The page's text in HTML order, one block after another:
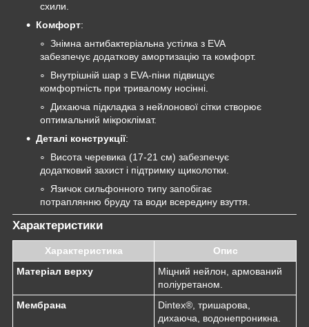
схили.
Комфорт:
Знімна антибактеріальна устілка з EVA
забезпечує додаткову амортизацію та комфорт.
Внутрішній шар з EVA-піни підвищує
комфортність при тривалому носінні.
Дихаюча підкладка з нейлонової сітки створює
оптимальний мікроклімат.
Деталі конструкції:
Висота черевика (17-21 см) забезпечує
додатковий захист і підтримку щиколотки.
Язичок сильфонного типу запобігає
потраплянню бруду та води всередину взуття.
Характеристики
Характеристика
Опис
Матеріал верху
Міцний нейлон, армований
поліуретаном.
Мембрана
Dintex®, тришарова,
дихаюча, водонепроникна.